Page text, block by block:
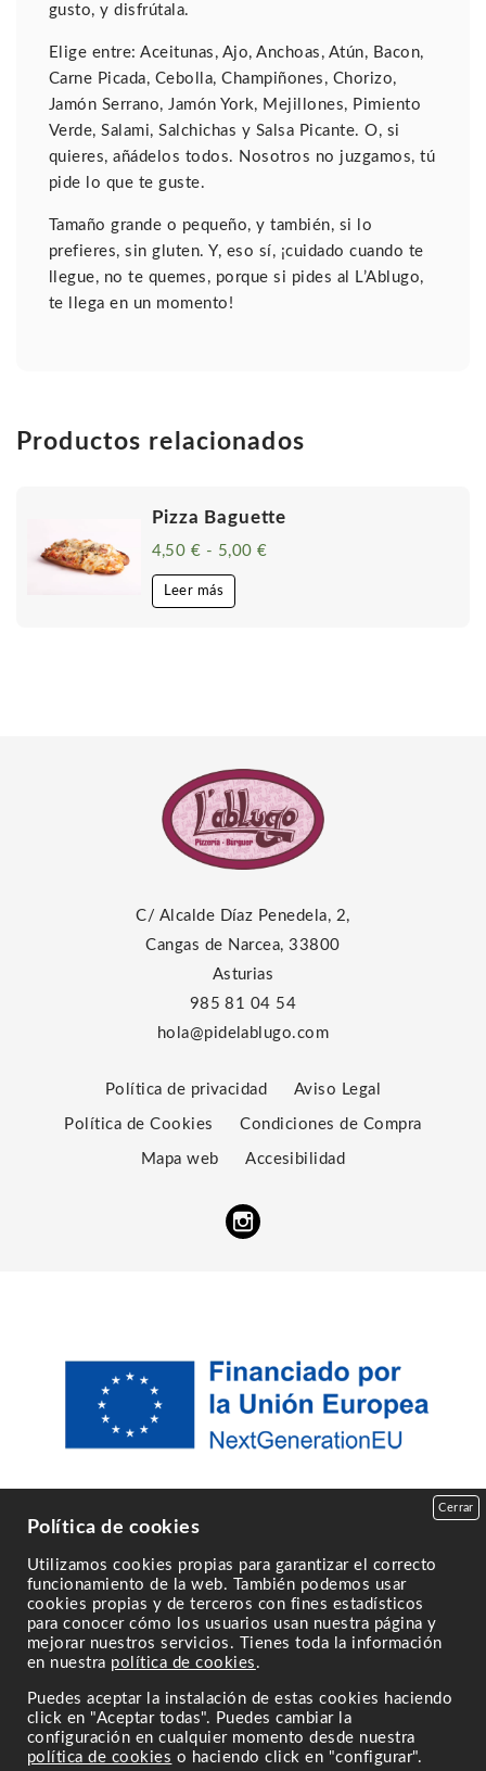
gusto, y disfrútala.
Elige entre: Aceitunas, Ajo, Anchoas, Atún, Bacon,
Carne Picada, Cebolla, Champiñones, Chorizo,
Jamón Serrano, Jamón York, Mejillones, Pimiento
Verde, Salami, Salchichas y Salsa Picante. O, si
quieres, añádelos todos. Nosotros no juzgamos, tú
pide lo que te guste.
Tamaño grande o pequeño, y también, si lo
prefieres, sin gluten. Y, eso sí, ¡cuidado cuando te
llegue, no te quemes, porque si pides al L’Ablugo,
te llega en un momento!
Productos relacionados
Pizza Baguette
4,50 € - 5,00€
Leer más
C/ Alcalde Díaz Penedela, 2,
Cangas de Narcea, 33800
Asturias
985 81 04 54
hola@pidelablugo.com
Política de privacidad Aviso Legal
Política de Cookies Condiciones de Compra
Mapa web Accesibilidad
Powered by
Cerrar
Política de cookies
Utilizamos cookies propias para garantizar el correcto
funcionamiento de la web. También podemos usar
cookies propias y de terceros con fines estadísticos
para conocer cómo los usuarios usan nuestra página y
mejorar nuestros servicios. Tienes toda la información
en nuestra política de cookies .
Puedes aceptar la instalación de estas cookies haciendo
click en "Aceptar todas". Puedes cambiar la
configuración en cualquier momento desde nuestra
política de cookies o haciendo click en "configurar".